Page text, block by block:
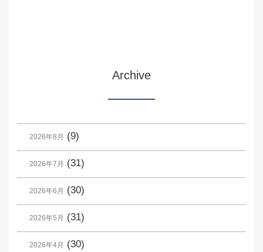
Archive
2026年8月 (9)
2026年7月 (31)
2026年6月 (30)
2026年5月 (31)
2026年4月 (30)